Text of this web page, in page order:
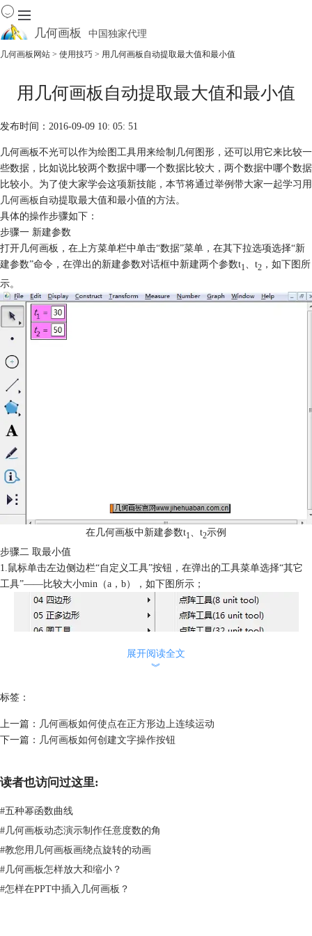
几何画板 中国独家代理
产品
资源中心
软件商城
几何画板网站 > 使用技巧 > 用几何画板自动提取最大值和最小值
用几何画板自动提取最大值和最小值
发布时间：2016-09-09 10: 05: 51
几何画板不光可以作为绘图工具用来绘制几何图形，还可以用它来比较一
些数据，比如说比较两个数据中哪一个数据比较大，两个数据中哪个数据
比较小。为了使大家学会这项新技能，本节将通过举例带大家一起学习用
几何画板 自动提取最大值和最小值的方法。
具体的操作步骤如下：
步骤一 新建参数
打开几何画板，在上方菜单栏中单击“数据”菜单，在其下拉选项选择“新
建参数”命令，在弹出的新建参数对话框中新建两个参数t1 、t2 ，如下图所
示。
在几何画板中新建参数t1 、t2示例
步骤二 取最小值
1.鼠标单击左边侧边栏“自定义工具”按钮，在弹出的工具菜单选择“其它
工具”——比较大小min（a，b），如下图所示；
在自定义工具下选择比较大小工具示例
展开阅读全文
︾
标签：
上一篇： 几何画板如何使点在正方形边上连续运动
下一篇： 几何画板如何创建文字操作按钮
读者也访问过这里:
#五种幂函数曲线
#几何画板动态演示制作任意度数的角
#教您用几何画板画绕点旋转的动画
#几何画板怎样放大和缩小？
#怎样在PPT中插入几何画板？